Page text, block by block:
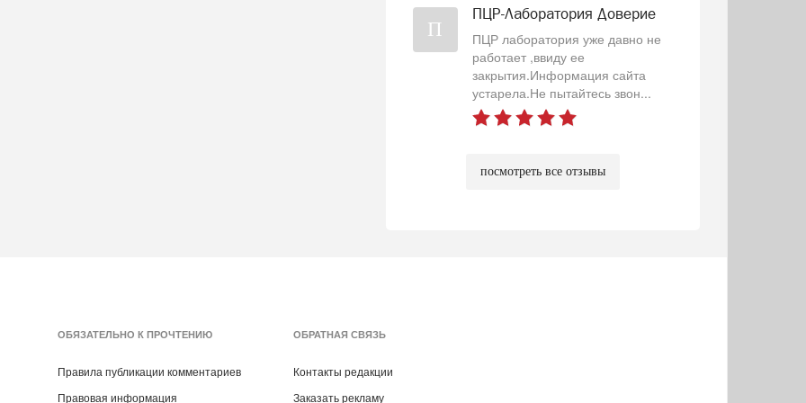
П
ПЦР-Лаборатория Доверие
ПЦР лаборатория уже давно не
работает ,ввиду ее
закрытия.Информация сайта
устарела.Не пытайтесь звон...
посмотреть все отзывы
ОБЯЗАТЕЛЬНО К ПРОЧТЕНИЮ
Правила публикации комментариев
Правовая информация
ОБРАТНАЯ СВЯЗЬ
Контакты редакции
Заказать рекламу